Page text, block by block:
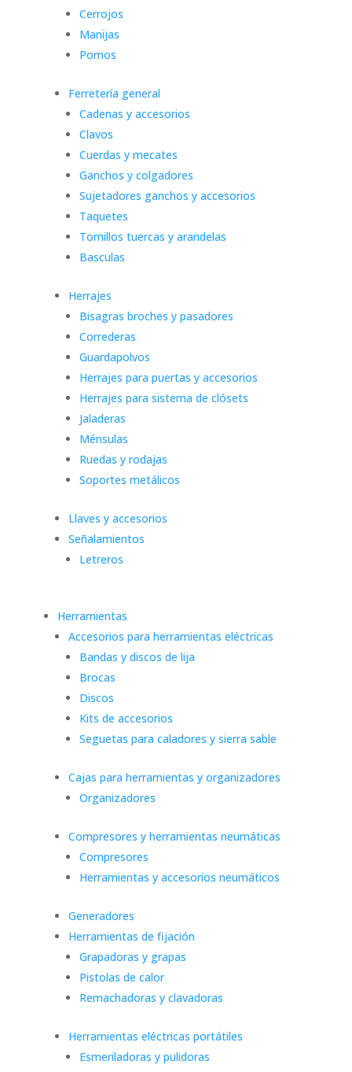
Cerrojos
Manijas
Pomos
Ferretería general
Cadenas y accesorios
Clavos
Cuerdas y mecates
Ganchos y colgadores
Sujetadores ganchos y accesorios
Taquetes
Tornillos tuercas y arandelas
Basculas
Herrajes
Bisagras broches y pasadores
Correderas
Guardapolvos
Herrajes para puertas y accesorios
Herrajes para sistema de clósets
Jaladeras
Ménsulas
Ruedas y rodajas
Soportes metálicos
Llaves y accesorios
Señalamientos
Letreros
Herramientas
Accesorios para herramientas eléctricas
Bandas y discos de lija
Brocas
Discos
Kits de accesorios
Seguetas para caladores y sierra sable
Cajas para herramientas y organizadores
Organizadores
Compresores y herramientas neumáticas
Compresores
Herramientas y accesorios neumáticos
Generadores
Herramientas de fijación
Grapadoras y grapas
Pistolas de calor
Remachadoras y clavadoras
Herramientas eléctricas portátiles
Esmeriladoras y pulidoras